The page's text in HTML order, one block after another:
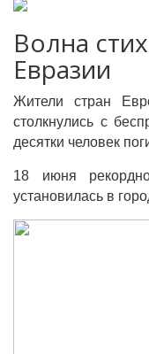
Волна
Евразии
Жители стран
столкнулись с
десятки человек
18 июня
установилась в